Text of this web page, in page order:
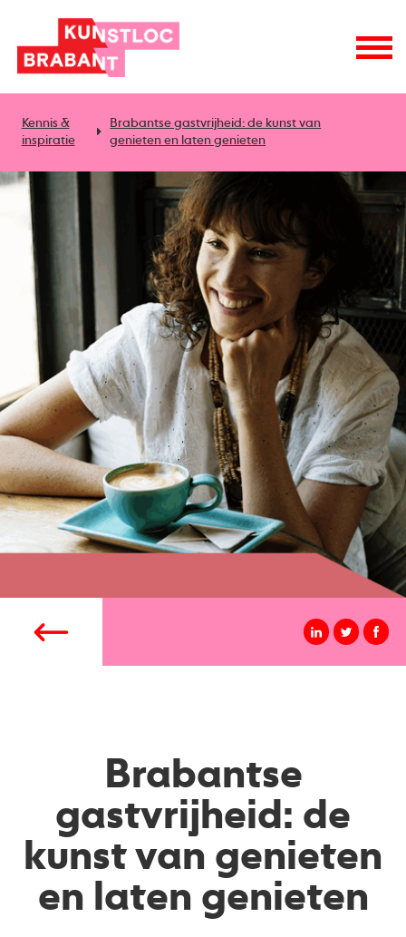
Kennis &
inspiratie
Brabantse gastvrijheid: de kunst van
genieten en laten genieten
Brabantse
gastvrijheid: de
kunst van genieten
en laten genieten